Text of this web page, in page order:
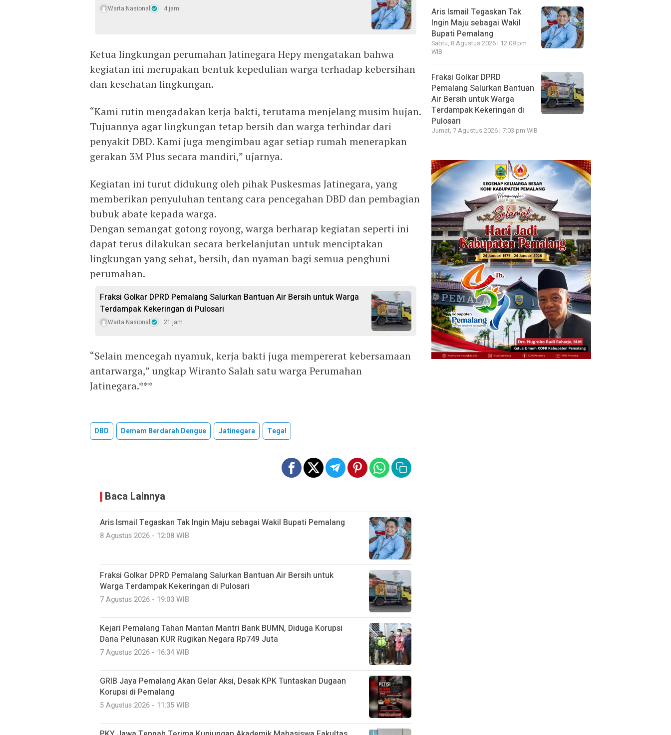
Warta Nasional 4 jam
Ketua lingkungan perumahan Jatinegara Hepy mengatakan bahwa
kegiatan ini merupakan bentuk kepedulian warga terhadap kebersihan
dan kesehatan lingkungan.
“Kami rutin mengadakan kerja bakti, terutama menjelang musim hujan.
Tujuannya agar lingkungan tetap bersih dan warga terhindar dari
penyakit DBD. Kami juga mengimbau agar setiap rumah menerapkan
gerakan 3M Plus secara mandiri,” ujarnya.
Kegiatan ini turut didukung oleh pihak Puskesmas Jatinegara, yang
memberikan penyuluhan tentang cara pencegahan DBD dan pembagian
bubuk abate kepada warga.
Dengan semangat gotong royong, warga berharap kegiatan seperti ini
dapat terus dilakukan secara berkelanjutan untuk menciptakan
lingkungan yang sehat, bersih, dan nyaman bagi semua penghuni
perumahan.
Fraksi Golkar DPRD Pemalang Salurkan Bantuan Air Bersih untuk Warga
Terdampak Kekeringan di Pulosari
Warta Nasional 21 jam
“Selain mencegah nyamuk, kerja bakti juga mempererat kebersamaan
antarwarga,” ungkap Wiranto Salah satu warga Perumahan
Jatinegara.***
DBD Demam Berdarah Dengue Jatinegara Tegal
Baca Lainnya
Aris Ismail Tegaskan Tak Ingin Maju sebagai Wakil Bupati Pemalang
8 Agustus 2026 - 12:08 WIB
Fraksi Golkar DPRD Pemalang Salurkan Bantuan Air Bersih untuk
Warga Terdampak Kekeringan di Pulosari
7 Agustus 2026 - 19:03 WIB
Kejari Pemalang Tahan Mantan Mantri Bank BUMN, Diduga Korupsi
Dana Pelunasan KUR Rugikan Negara Rp749 Juta
7 Agustus 2026 - 16:34 WIB
GRIB Jaya Pemalang Akan Gelar Aksi, Desak KPK Tuntaskan Dugaan
Korupsi di Pemalang
5 Agustus 2026 - 11:35 WIB
Aris Ismail Tegaskan Tak
Ingin Maju sebagai Wakil
Bupati Pemalang
Sabtu, 8 Agustus 2026 | 12:08 pm
WIB
Fraksi Golkar DPRD
Pemalang Salurkan Bantuan
Air Bersih untuk Warga
Terdampak Kekeringan di
Pulosari
Jumat, 7 Agustus 2026 | 7:03 pm WIB